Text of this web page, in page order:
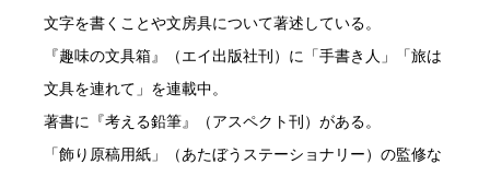
文字を書くことや文房具について著述している。
『趣味の文具箱』（エイ出版社刊）に「手書き人」「旅は
文具を連れて」を連載中。
著書に『考える鉛筆』（アスペクト刊）がある。
「飾り原稿用紙」（あたぼうステーショナリー）の監修な